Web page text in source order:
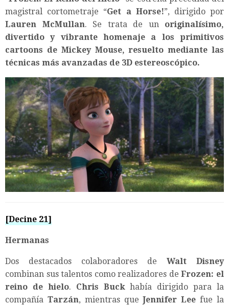
magistral cortometraje “Get a Horse!”, dirigido por
Lauren McMullan. Se trata de un originalísimo,
divertido y vibrante homenaje a los primitivos
cartoons de Mickey Mouse, resuelto mediante las
técnicas más avanzadas de 3D estereoscópico.
[Decine 21]
Hermanas
Dos destacados colaboradores de Walt Disney
combinan sus talentos como realizadores deFrozen: el
reino de hielo. Chris Buckhabía dirigido para la
compañía Tarzán, mientras que Jennifer Lee fue la